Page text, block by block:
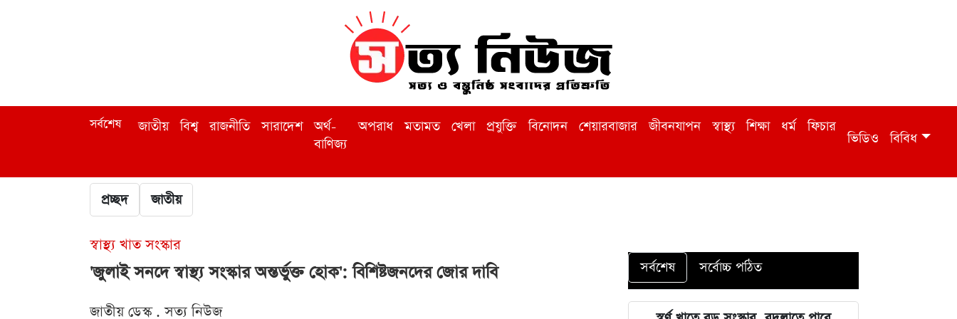
সর্বশেষ জাতীয় বিশ্ব রাজনীতি সারাদেশ
অর্থ-
বাণিজ্য
অপরাধ মতামত খেলা প্রযুক্তি বিনোদন শেয়ারবাজার জীবনযাপন স্বাস্থ্য শিক্ষা ধর্ম ফিচার
ভিডিও বিবিধ
প্রচ্ছদ জাতীয়
স্বাস্থ্য খাত সংস্কার
'জুলাই সনদে স্বাস্থ্য সংস্কার অন্তর্ভুক্ত হোক': বিশিষ্টজনদের জোর দাবি
জাতীয় ডেস্ক . সত্য নিউজ
সর্বশেষ সর্বোচ্চ পঠিত